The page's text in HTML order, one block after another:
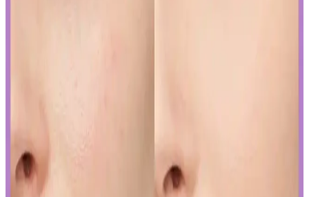
Yapay Zeka ile Kozmetik Sektöründe Yenilikler ve
Sunduğu Faydalar